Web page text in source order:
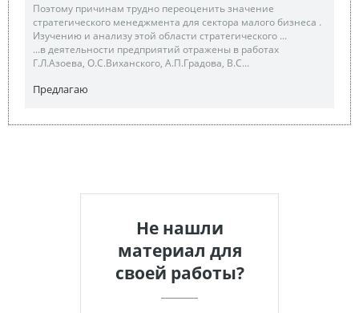
Поэтому причинам трудно переоценить значение
стратегического менеджмента для сектора малого бизнеса .
Изучению и анализу этой области стратегического ...
...в деятельности предприятий отражены в работах
Г.Л.Азоева, О.С.Виханского, А.П.Градова, В.С...
Предлагаю
Не нашли
материал для
своей работы?